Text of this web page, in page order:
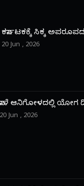
ಕರ್ನಾಟಕಕ್ಕೆ ಸಿಕ್ಕ
20 Jun , 2026
ನಾಳೆ ಆನಿಗೋಳದಲ್ಲಿ ಯೋಗ
20 Jun , 2026